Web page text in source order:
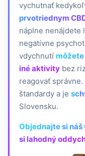
vychutnať
prvotriednym
náplne nenájdete
negatívne
vdychnutí
iné aktivity bez
reagovať
štandardy a je
Slovensku.
Objednajte si náš
si lahodný